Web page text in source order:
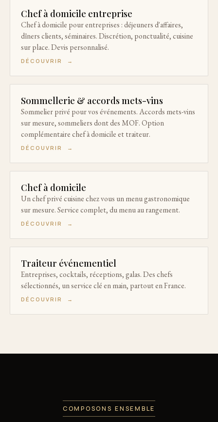
Chef à domicile entreprise
Chef à domicile pour entreprises : déjeuners d'affaires,
dîners clients, séminaires. Discrétion, ponctualité, cuisine
sur place. Devis personnalisé.
DÉCOUVRIR →
Sommellerie & accords mets-vins
Sommelier privé pour vos événements. Accords mets-vins
sur mesure, sommeliers dont des MOF. Option
complémentaire chef à domicile et traiteur.
DÉCOUVRIR →
Chef à domicile
Un chef privé cuisine chez vous un menu gastronomique
sur mesure. Service complet, du menu au rangement.
DÉCOUVRIR →
Traiteur événementiel
Entreprises, cocktails, réceptions, galas. Des chefs
sélectionnés, un service clé en main, partout en France.
DÉCOUVRIR →
COMPOSONS ENSEMBLE